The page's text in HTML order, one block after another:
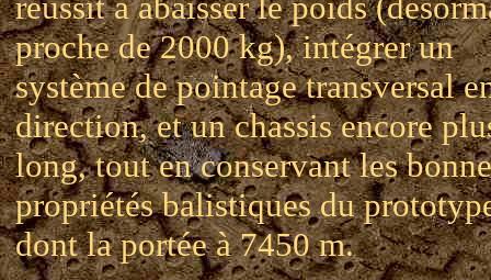
proche de 2000 kg), intégrer un
système de pointage transversal
direction, et un chassis encore
long, tout en conservant les
propriétés balistiques du
dont la portée à 7450 m.